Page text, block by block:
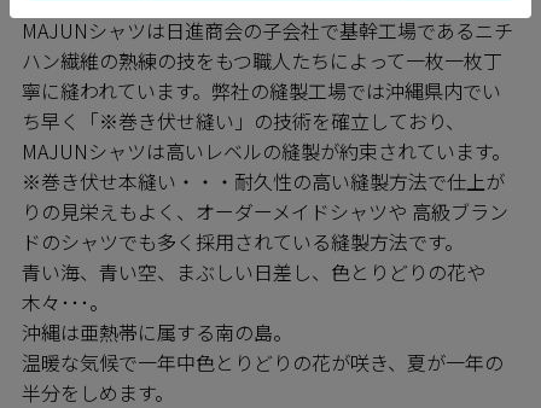
MAJUNシャツは日進商会の子会社で基幹工場であるニチ
ハン繊維の熟練の技をもつ職人たちによって一枚一枚丁
寧に縫われています。弊社の縫製工場では沖縄県内でい
ち早く「※巻き伏せ縫い」の技術を確立しており、
MAJUNシャツは高いレベルの縫製が約束されています。
※巻き伏せ本縫い・・・耐久性の高い縫製方法で仕上が
りの見栄えもよく、オーダーメイドシャツや 高級ブラン
ドのシャツでも多く採用されている縫製方法です。
青い海、青い空、まぶしい日差し、色とりどりの花や
木々･･･。
沖縄は亜熱帯に属する南の島。
温暖な気候で一年中色とりどりの花が咲き、夏が一年の
半分をしめます。